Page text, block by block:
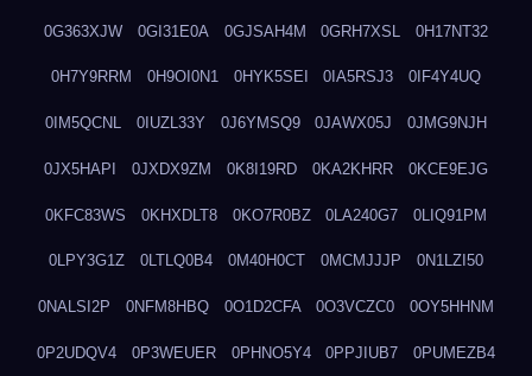
0G363XJW 0GI31E0A 0GJSAH4M 0GRH7XSL 0H17NT32
0H7Y9RRM 0H9OI0N1 0HYK5SEI 0IA5RSJ3 0IF4Y4UQ
0IM5QCNL 0IUZL33Y 0J6YMSQ9 0JAWX05J 0JMG9NJH
0JX5HAPI 0JXDX9ZM 0K8I19RD 0KA2KHRR 0KCE9EJG
0KFC83WS 0KHXDLT8 0KO7R0BZ 0LA240G7 0LIQ91PM
0LPY3G1Z 0LTLQ0B4 0M40H0CT 0MCMJJJP 0N1LZI50
0NALSI2P 0NFM8HBQ 0O1D2CFA 0O3VCZC0 0OY5HHNM
0P2UDQV4 0P3WEUER 0PHNO5Y4 0PPJIUB7 0PUMEZB4